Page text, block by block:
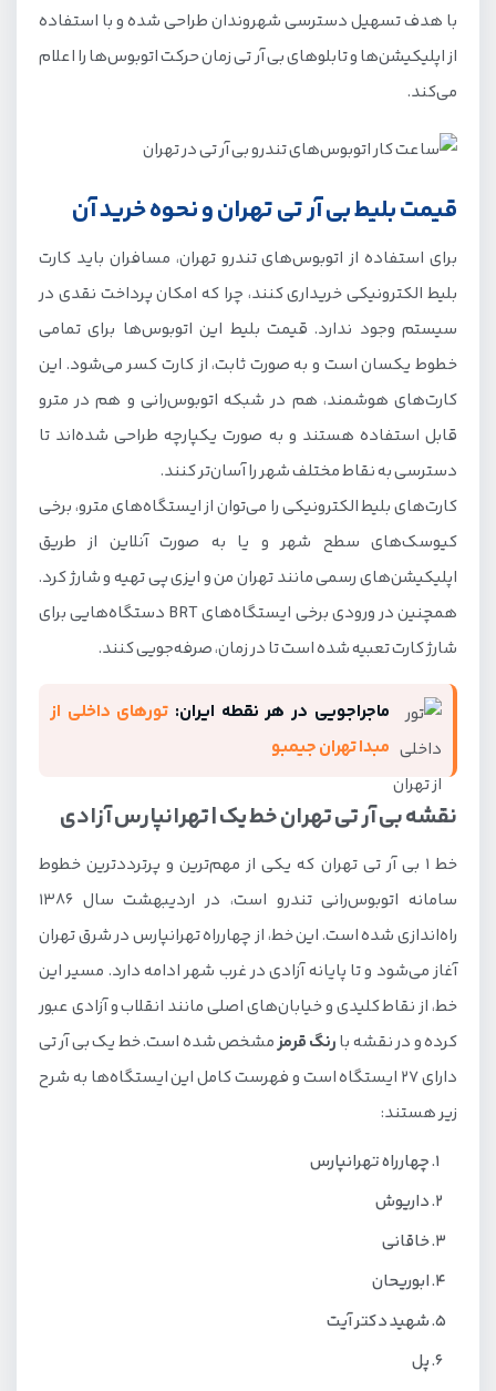
با هدف تسهیل دسترسی شهروندان طراحی شده و با استفاده
از اپلیکیشن‌ها و تابلوهای بی آر تی زمان حرکت اتوبوس‌ها را اعلام
می‌کند.
قیمت بلیط بی آر تی تهران و نحوه خرید آن
برای استفاده از اتوبوس‌های تندرو تهران، مسافران باید کارت
بلیط الکترونیکی خریداری کنند، چرا که امکان پرداخت نقدی در
سیستم وجود ندارد. قیمت بلیط این اتوبوس‌ها برای تمامی
خطوط یکسان است و به صورت ثابت، از کارت کسر می‌شود. این
کارت‌های هوشمند، هم در شبکه اتوبوس‌رانی و هم در مترو
قابل استفاده هستند و به صورت یکپارچه طراحی شده‌اند تا
دسترسی به نقاط مختلف شهر را آسان‌تر کنند.
کارت‌های بلیط الکترونیکی را می‌توان از ایستگاه‌های مترو، برخی
کیوسک‌های سطح شهر و یا به صورت آنلاین از طریق
اپلیکیشن‌های رسمی مانند تهران من و ایزی پی تهیه و شارژ کرد.
همچنین در ورودی برخی ایستگاه‌های BRT دستگاه‌هایی برای
شارژ کارت تعبیه شده است تا در زمان، صرفه‌جویی کنند.
ماجراجویی در هر نقطه ایران: تورهای داخلی از
مبدا تهران جیمبو
نقشه بی آر تی تهران خط یک | تهرانپارس آزادی
خط 1 بی آر تی تهران که یکی از مهم‌ترین و پرترددترین خطوط
سامانه اتوبوس‌رانی تندرو است، در اردیبهشت سال 1386
راه‌اندازی شده است. این خط، از چهارراه تهرانپارس در شرق تهران
آغاز می‌شود و تا پایانه آزادی در غرب شهر ادامه دارد. مسیر این
خط، از نقاط کلیدی و خیابان‌های اصلی مانند انقلاب و آزادی عبور
کرده و در نقشه بارنگ قرمزمشخص شده است. خط یک بی آر تی
دارای 27 ایستگاه است و فهرست کامل این ایستگاه‌ها به شرح
زیر هستند:
چهارراه تهرانپارس
داریوش
خاقانی
ابوریحان
شهید دکتر آیت
پل